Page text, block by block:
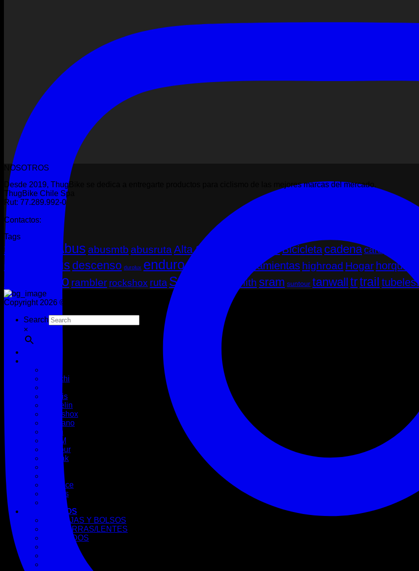
NOSOTROS
Desde 2019, ThugBike se dedica a entregarte productos para ciclismo de las mejores marcas del mercado.
ThugBike Chile Spa
Rut: 77.289.992-0
Contactos:
Tags
29 Abus abusmtb abusrutaAlta Seguridad bianchiBicicleta cadenacafé
cascosabus descenso durolux enduroexo herramientas highroad Hogar horquilla
neumático rambler rockshox ruta Seguridad smith sram suntour tanwalltrtrail tubeless
Copyright 2026 ©
Search
×
Bianchi
Maxxis
Michelin
Rockshox
Shimano
Smith
SRAM
Suntour
Topeak
X-Sauce
Tannus
ACCESORIOS
ALFORJAS Y BOLSOS
ANTIPARRAS/LENTES
CANDADOS
CASCOS